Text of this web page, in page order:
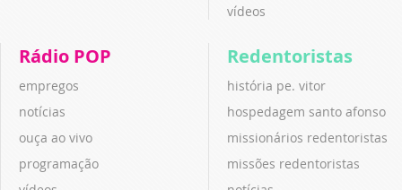
vídeos
Rádio POP
empregos
notícias
ouça ao vivo
programação
Redentoristas
história pe. vitor
hospedagem santo afonso
missionários redentoristas
missões redentoristas